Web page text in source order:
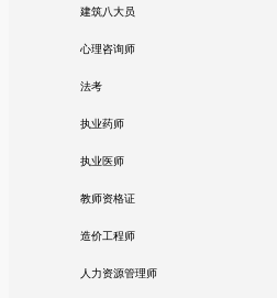
建筑八大员
心理咨询师
法考
执业药师
执业医师
教师资格证
造价工程师
人力资源管理师